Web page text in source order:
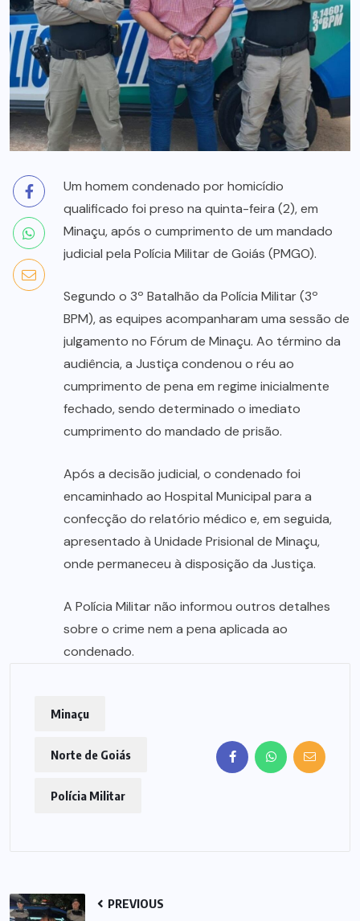
Um homem condenado por homicídio
qualificado foi preso na quinta-feira (2), em
Minaçu, após o cumprimento de um mandado
judicial pela Polícia Militar de Goiás (PMGO).
Segundo o 3º Batalhão da Polícia Militar (3º
BPM), as equipes acompanharam uma sessão de
julgamento no Fórum de Minaçu. Ao término da
audiência, a Justiça condenou o réu ao
cumprimento de pena em regime inicialmente
fechado, sendo determinado o imediato
cumprimento do mandado de prisão.
Após a decisão judicial, o condenado foi
encaminhado ao Hospital Municipal para a
confecção do relatório médico e, em seguida,
apresentado à Unidade Prisional de Minaçu,
onde permaneceu à disposição da Justiça.
A Polícia Militar não informou outros detalhes
sobre o crime nem a pena aplicada ao
condenado.
Minaçu
Norte de Goiás
Polícia Militar
PREVIOUS